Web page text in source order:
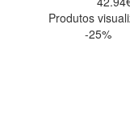
Produtos
-25%